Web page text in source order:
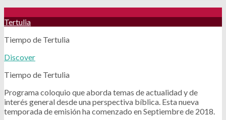
Tertulia
Tiempo de Tertulia
Discover
Tiempo de Tertulia
Programa coloquio que aborda temas de actualidad y de
interés general desde una perspectiva bíblica. Esta nueva
temporada de emisión ha comenzado en Septiembre de 2018.